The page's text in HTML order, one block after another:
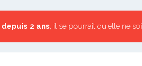
depuis 2 ans, il se pourrait qu'elle ne